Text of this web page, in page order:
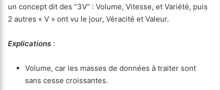
un concept dit des “3V” : Volume, Vitesse, et Variété, puis
2 autres « V » ont vu le jour, Véracité et Valeur.
Explications :
Volume, car les masses de données à traiter sont
sans cesse croissantes.